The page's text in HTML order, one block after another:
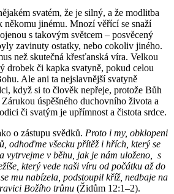
svatém, že je silný, a že modlitba
někomu jinému. Mnozí věřící se snaží
s takovým světcem – posvěcený
zavinuty ostatky, nebo cokoliv jiného.
než skutečná křesťanská víra. Velkou
drobek či kapka svatyně, pokud celou
Ale ani ta nejslavnější svatyně
když si to člověk nepřeje, protože Bůh
úspěšného duchovního života a
či svatým je upřímnost a čistota srdce.
o zástupu svědků. Proto i my, obklopeni
odhoďme všecku přítěž i hřích, který se
vytrvejme v běhu, jak je nám uloženo, s
který vede naši víru od počátku až do
mu nabízela, podstoupil kříž, nedbaje na
Božího trůnu (Židům 12:1–2).